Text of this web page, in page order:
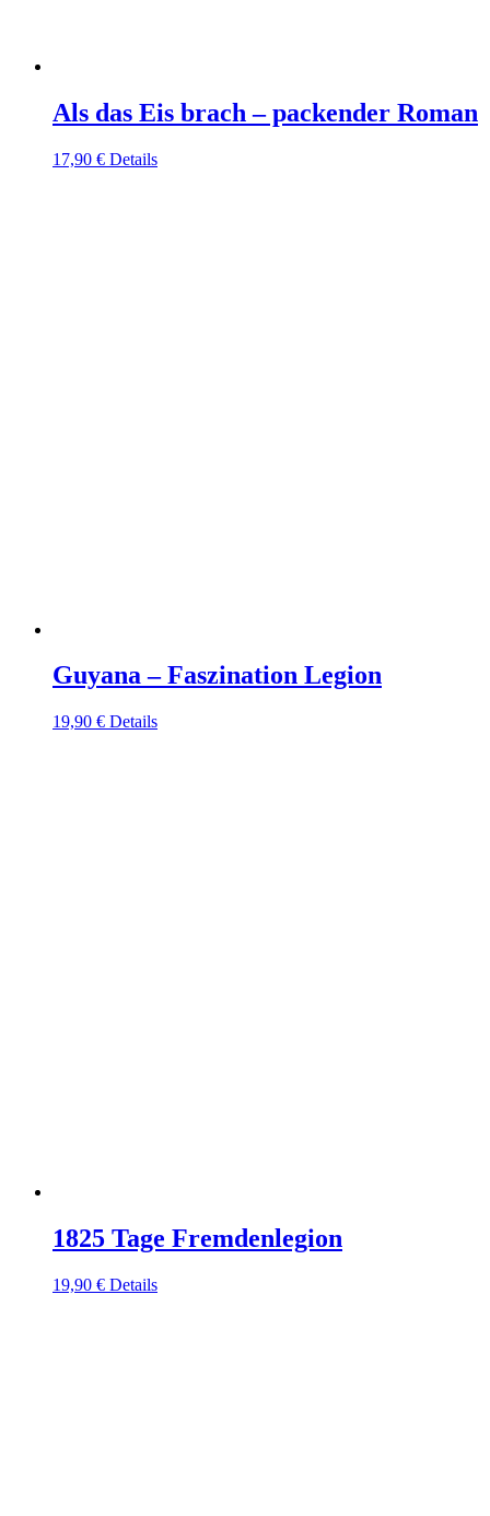
Als das Eis brach – packender Roman
17,90 € Details
Guyana – Faszination Legion
19,90 € Details
1825 Tage Fremdenlegion
19,90 € Details